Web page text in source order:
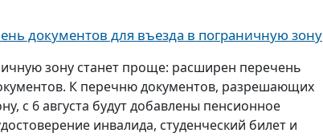
документов для въезда в пограничную зону
зону станет проще: расширен перечень
К перечню документов, разрешающих
с 6 августа будут добавлены пенсионное
инвалида, студенческий билет и